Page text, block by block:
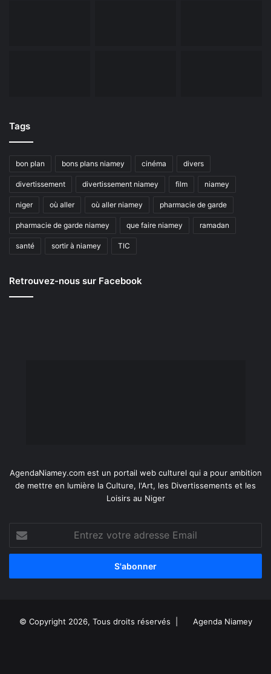
Tags
bon plan bons plans niamey cinéma divers
divertissement divertissement niamey film niamey
niger où aller où aller niamey pharmacie de garde
pharmacie de garde niamey que faire niamey ramadan
santé sortir à niamey TIC
Retrouvez-nous sur Facebook
AgendaNiamey.com est un portail web culturel qui a pour ambition
de mettre en lumière la Culture, l'Art, les Divertissements et les
Loisirs au Niger
votre
adresse
© Copyright 2026, Tous droits réservés | Agenda Niamey